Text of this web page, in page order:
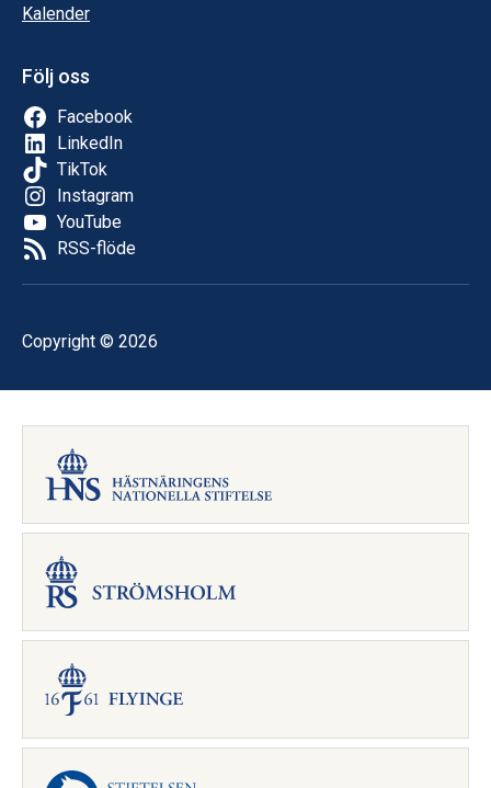
Kalender
Följ oss
Facebook
LinkedIn
TikTok
Instagram
YouTube
RSS-flöde
Copyright © 2026